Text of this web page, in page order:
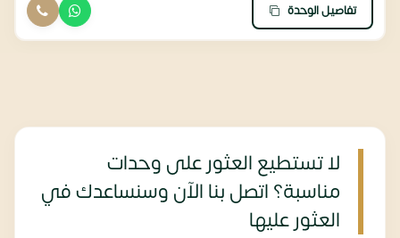
تفاصيل الوحدة
لا تستطيع العثور على وحدات
مناسبة؟ اتصل بنا الآن وسنساعدك في
العثور عليها